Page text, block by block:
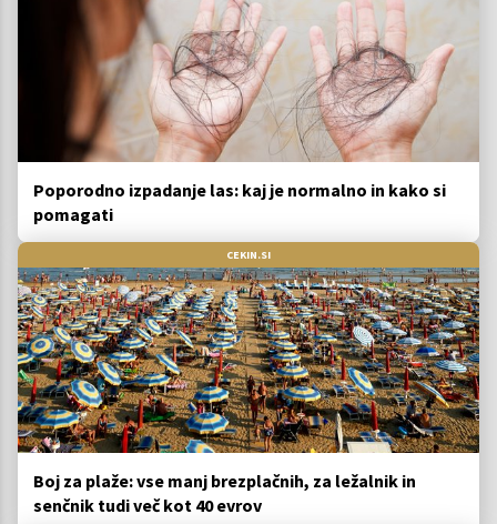
Poporodno izpadanje las: kaj je normalno in kako si
pomagati
CEKIN.SI
Boj za plaže: vse manj brezplačnih, za ležalnik in
senčnik tudi več kot 40 evrov